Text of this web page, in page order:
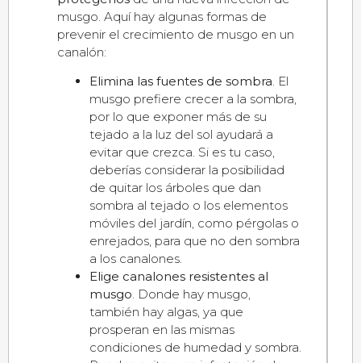
musgo. Aquí hay algunas formas de
prevenir el crecimiento de musgo en un
canalón:
Elimina las fuentes de sombra. El
musgo prefiere crecer a la sombra,
por lo que exponer más de su
tejado a la luz del sol ayudará a
evitar que crezca. Si es tu caso,
deberías considerar la posibilidad
de quitar los árboles que dan
sombra al tejado o los elementos
móviles del jardín, como pérgolas o
enrejados, para que no den sombra
a los canalones.
Elige canalones resistentes al
musgo. Donde hay musgo,
también hay algas, ya que
prosperan en las mismas
condiciones de humedad y sombra.